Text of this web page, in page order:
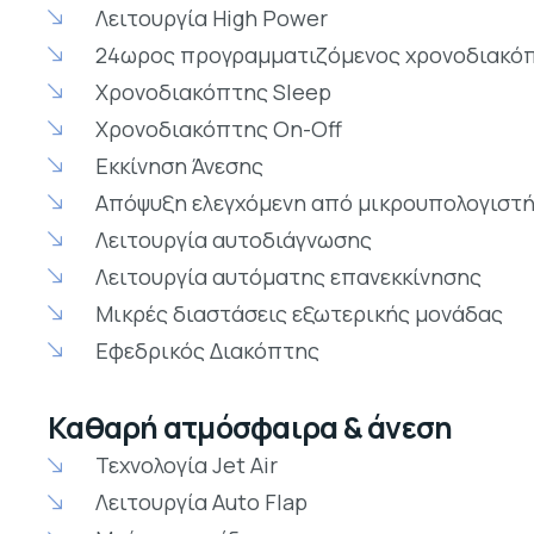
Λειτουργία High Power
24ωρος προγραμματιζόμενος
Χρονοδιακόπτης Sleep
Χρονοδιακόπτης On-Off
Εκκίνηση Άνεσης
Απόψυξη ελεγχόμενη από μικρουπολογιστή
Λειτουργία αυτοδιάγνωσης
Λειτουργία αυτόματης επανεκκίνησης
Μικρές διαστάσεις εξωτερικής μονάδας
Εφεδρικός Διακόπτης
Καθαρή ατμόσφαιρα & άνεση
Τεχνολογία Jet Air
Λειτουργία Auto Flap